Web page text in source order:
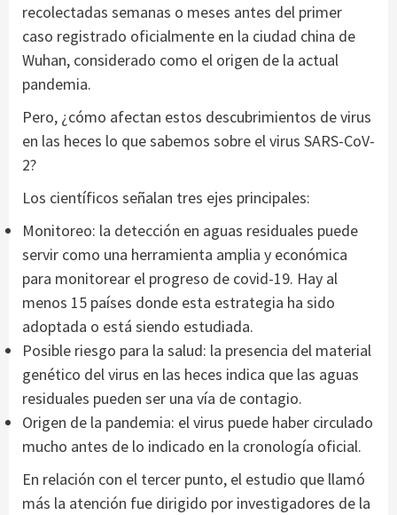
recolectadas semanas o meses antes del primer
caso registrado oficialmente en la ciudad china de
Wuhan, considerado como el origen de la actual
pandemia.
Pero, ¿cómo afectan estos descubrimientos de virus
en las heces lo que sabemos sobre el virus SARS-CoV-
2?
Los científicos señalan tres ejes principales:
Monitoreo: la detección en aguas residuales puede
servir como una herramienta amplia y económica
para monitorear el progreso de covid-19. Hay al
menos 15 países donde esta estrategia ha sido
adoptada o está siendo estudiada.
Posible riesgo para la salud: la presencia del material
genético del virus en las heces indica que las aguas
residuales pueden ser una vía de contagio.
Origen de la pandemia: el virus puede haber circulado
mucho antes de lo indicado en la cronología oficial.
En relación con el tercer punto, el estudio que llamó
más la atención fue dirigido por investigadores de la